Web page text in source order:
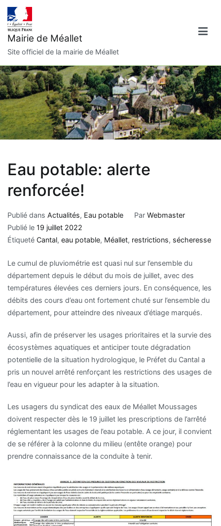
Aller
contenu
Mairie de Méallet
Site officiel de la mairie de Méallet
Eau potable: alerte
renforcée!
Publié dans Actualités, Eau potable Par Webmaster
Publié le 19 juillet 2022
Étiqueté Cantal, eau potable, Méallet, restrictions, sécheresse
Le cumul de pluviométrie est quasi nul sur l’ensemble du
département depuis le début du mois de juillet, avec des
températures élevées ces derniers jours. En conséquence, les
débits des cours d’eau ont fortement chuté sur l’ensemble du
département, pour atteindre des niveaux d’étiage marqués.
Aussi, afin de préserver les usages prioritaires et la survie des
écosystèmes aquatiques et anticiper toute dégradation
potentielle de la situation hydrologique, le Préfet du Cantal a
pris un nouvel arrêté renforçant les restrictions des usages de
l’eau en vigueur pour les adapter à la situation.
Les usagers du syndicat des eaux de Méallet Moussages
doivent respecter dès le 19 juillet les prescriptions de l’arrêté
réglementant les usages de l’eau potable. A ce jour, il convient
de se référer à la colonne du milieu (entête orange) pour
prendre connaissance de la conduite à tenir.